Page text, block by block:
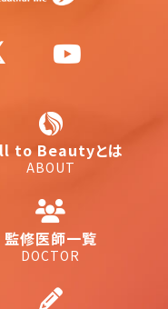
to Beautyとは
ABOUT
監修医師一覧
DOCTOR